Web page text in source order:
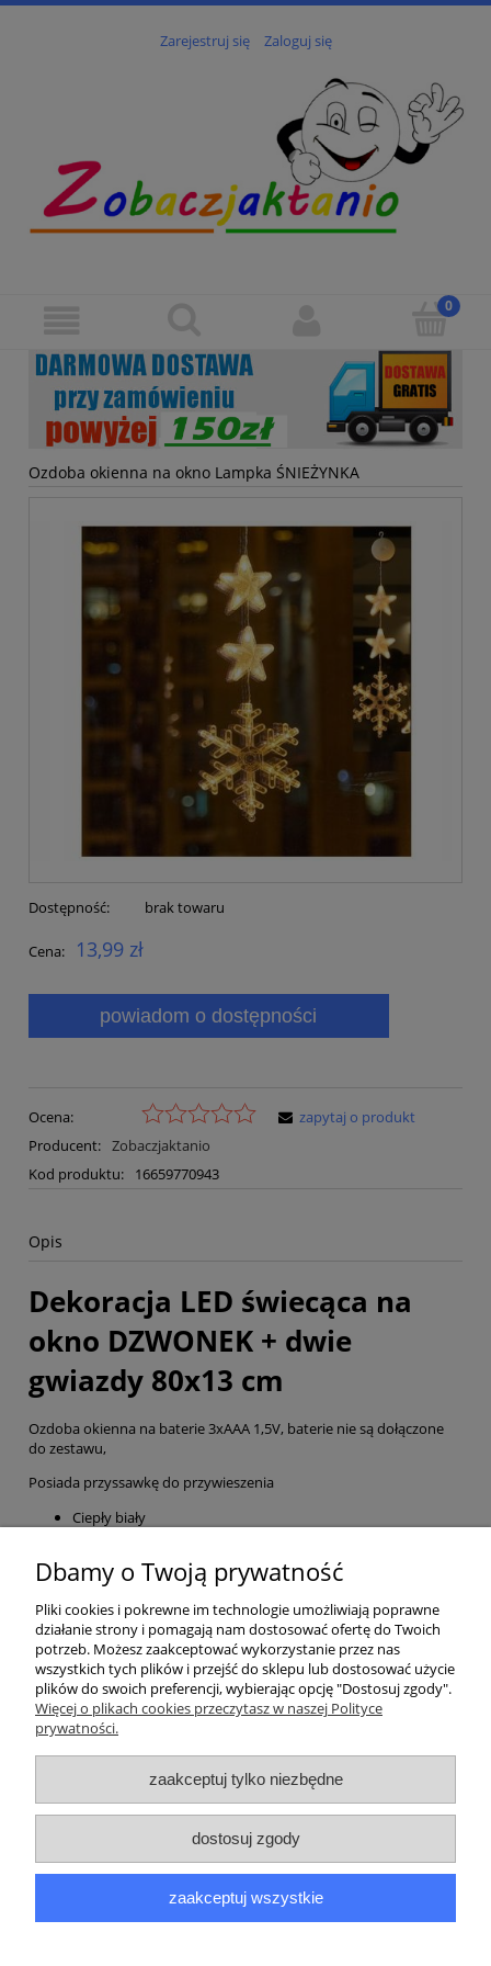
Zarejestruj się Zaloguj się
Ozdoba okienna na okno Lampka ŚNIEŻYNKA
Dostępność: brak towaru
Cena: 13,99 zł
powiadom o dostępności
Ocena:
Producent: Zobaczjaktanio
Kod produktu:
16659770943
zapytaj o produkt
Opis
Dekoracja LED świecąca na
okno DZWONEK + dwie
gwiazdy 80x13 cm
Ozdoba okienna na baterie 3xAAA 1,5V, baterie nie są dołączone
do zestawu,
Posiada przyssawkę do przywieszenia
Ciepły biały
Pomoc
Moje konto
Płatności i dostawa
Informacje
Dbamy o Twoją prywatność
Pliki cookies i pokrewne im technologie umożliwiają poprawne
działanie strony i pomagają nam dostosować ofertę do Twoich
potrzeb. Możesz zaakceptować wykorzystanie przez nas
wszystkich tych plików i przejść do sklepu lub dostosować użycie
plików do swoich preferencji, wybierając opcję "Dostosuj zgody".
Więcej o plikach cookies przeczytasz w naszej Polityce
prywatności.
zaakceptuj tylko niezbędne
dostosuj zgody
zaakceptuj wszystkie